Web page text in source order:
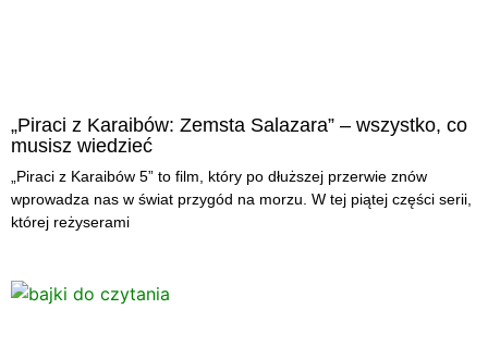
„Piraci z Karaibów: Zemsta Salazara” – wszystko, co
musisz wiedzieć
„Piraci z Karaibów 5” to film, który po dłuższej przerwie znów
wprowadza nas w świat przygód na morzu. W tej piątej części serii,
której reżyserami